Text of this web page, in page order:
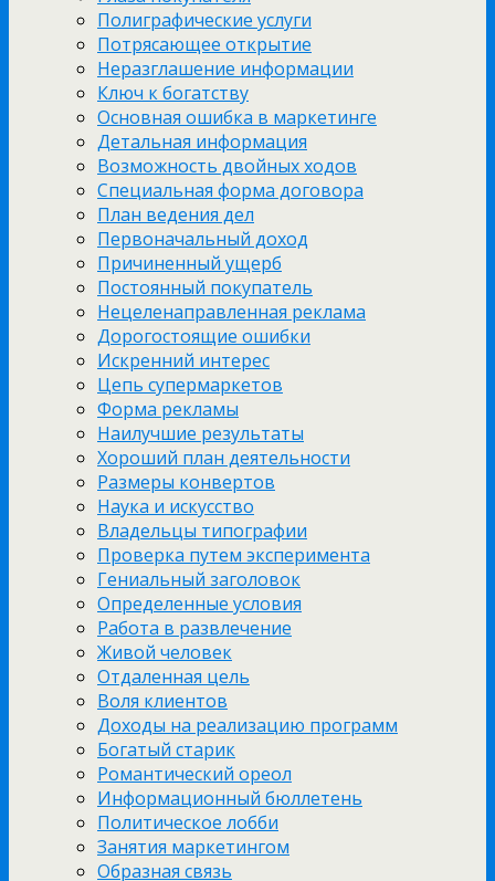
Полиграфические услуги
Потрясающее открытие
Неразглашение информации
Ключ к богатству
Основная ошибка в маркетинге
Детальная информация
Возможность двойных ходов
Специальная форма договора
План ведения дел
Первоначальный доход
Причиненный ущерб
Постоянный покупатель
Нецеленаправленная реклама
Дорогостоящие ошибки
Искренний интерес
Цепь супермаркетов
Форма рекламы
Наилучшие результаты
Хороший план деятельности
Размеры конвертов
Наука и искусство
Владельцы типографии
Проверка путем эксперимента
Гениальный заголовок
Определенные условия
Работа в развлечение
Живой человек
Отдаленная цель
Воля клиентов
Доходы на реализацию программ
Богатый старик
Романтический ореол
Информационный бюллетень
Политическое лобби
Занятия маркетингом
Образная связь